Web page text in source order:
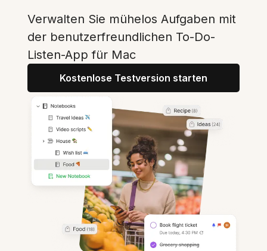
Verwalten Sie mühelos Aufgaben mit
der benutzerfreundlichen To-Do-
Listen-App für Mac
Kostenlose Testversion starten